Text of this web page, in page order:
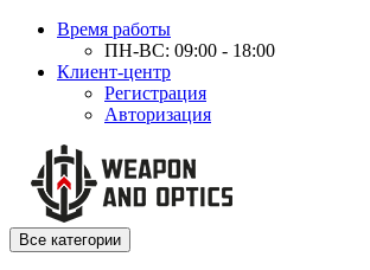
Время работы
ПН-ВС: 09:00 - 18:00
Клиент-центр
Регистрация
Авторизация
Все категории